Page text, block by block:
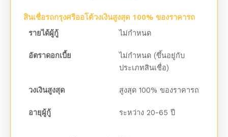
สินเชื่อรถกรุงศรีออโต้วงเงินสูงสุด 100% ของราคารถ
รายได้ผู้กู้ ไม่กำหนด
อัตราดอกเบี้ย
ไม่กำหนด (ขึ้นอยู่กับ
ประเภทสินเชื่อ)
วงเงินสูงสุด สูงสุด 100% ของราคารถ
อายุผู้กู้ ระหว่าง 20-65 ปี